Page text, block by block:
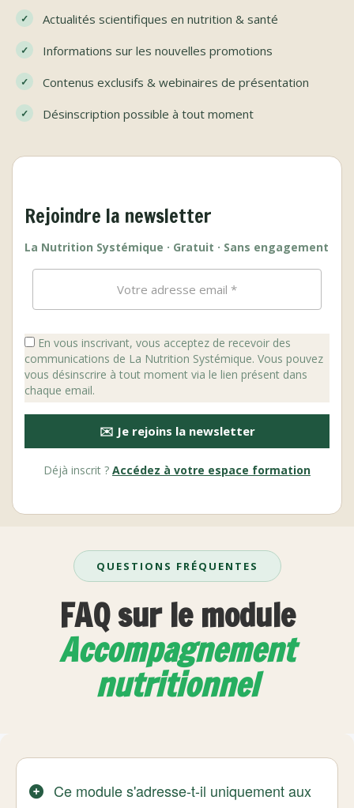
Actualités scientifiques en nutrition & santé
Informations sur les nouvelles promotions
Contenus exclusifs & webinaires de présentation
Désinscription possible à tout moment
Rejoindre la newsletter
La Nutrition Systémique · Gratuit · Sans engagement
En vous inscrivant, vous acceptez de recevoir des
communications de La Nutrition Systémique. Vous pouvez
vous désinscrire à tout moment via le lien présent dans
chaque email.
✉️ Je rejoins la newsletter
Déjà inscrit ? Accédez à votre espace formation
QUESTIONS FRÉQUENTES
FAQ sur le module
Accompagnement
nutritionnel
Ce module s'adresse-t-il uniquement aux